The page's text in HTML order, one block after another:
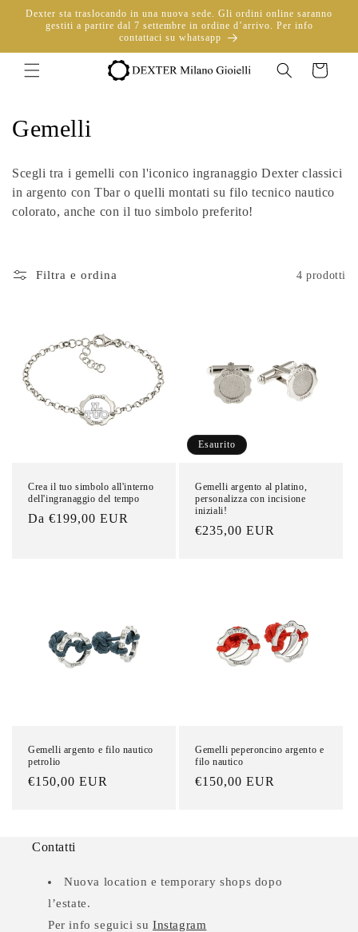
direttamente
ai contenuti
Dexter sta traslocando in una nuova sede. Gli ordini online saranno
gestiti a partire dal 7 settembre in ordine d’arrivo. Per info
contattaci su whatsapp
Carrello
C
l
l
z
n
Gemelli
Scegli tra i gemelli con l'iconico ingranaggio Dexter classici
in argento con Tbar o quelli montati su filo tecnico nautico
colorato, anche con il tuo simbolo preferito!
Filtra e ordina 4 prodotti
Crea il tuo simbolo all'interno
dell'ingranaggio del tempo
Prezzo
Da €199,00 EUR
Esaurito
Gemelli argento al platino,
personalizza con incisione
iniziali!
Prezzo
€235,00 EUR
Gemelli argento e filo nautico
petrolio
Prezzo
€150,00 EUR
Gemelli peperoncino argento e
filo nautico
Prezzo
€150,00 EUR
Contatti
Nuova location e temporary shops dopo
l’estate.
Per info seguici su Instagram